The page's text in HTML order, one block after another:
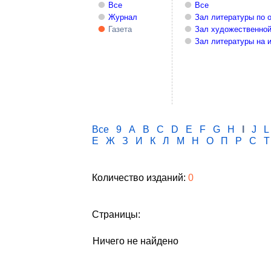
Все
Журнал
Газета
Все
Зал литературы по
Зал
Зал литературы на
Все 9 A B C D E F G H J
L
Е
Ж З И К Л М Н О П Р С Т
Количество изданий: 0
Страницы:
Ничего не найдено